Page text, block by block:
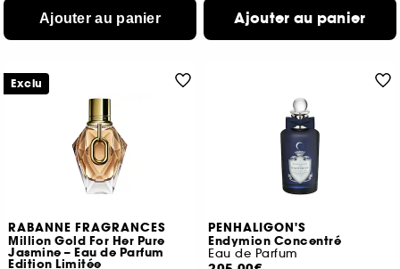
Ajouter au panier Ajouter au panier
RABANNE FRAGRANCES
Million Gold For Her Pure
Jasmine – Eau de Parfum
Edition Limitée
Exclu
PENHALIGON'S
Endymion Concentré
Eau de Parfum